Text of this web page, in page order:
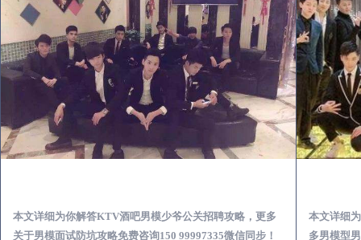
本文详细为你解答KTV酒吧男模少爷公关招聘攻略，更多
关于男模面试防坑攻略免费咨询150 99997335微信同步！
本文详细
多男模型